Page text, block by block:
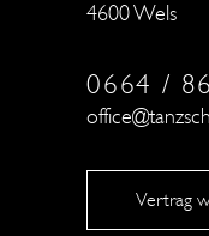
4600 Wels
0664 /
Vertrag